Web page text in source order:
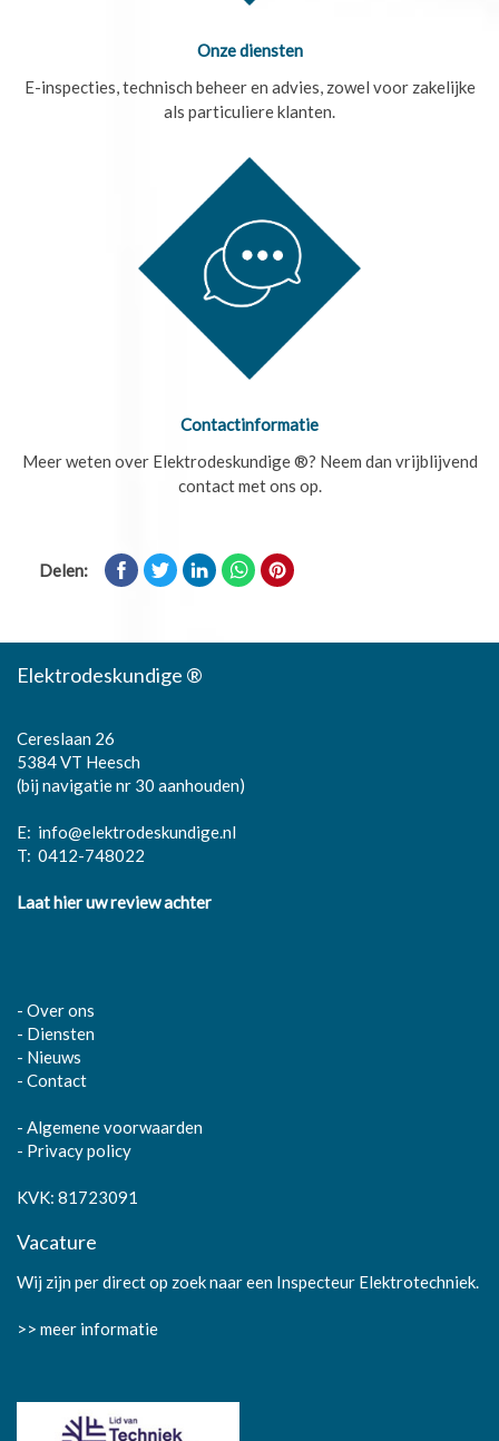
Onze diensten
E-inspecties, technisch beheer en advies, zowel voor zakelijke
als particuliere klanten.
Contactinformatie
Meer weten over Elektrodeskundige ®? Neem dan vrijblijvend
contact met ons op.
Delen:
Elektrodeskundige ®
Cereslaan 26
5384 VT Heesch
(bij navigatie nr 30 aanhouden)
E: info@elektrodeskundige.nl
T: 0412-748022
Laat hier uw review achter
- Over ons
- Diensten
- Nieuws
- Contact
- Algemene voorwaarden
- Privacy policy
KVK: 81723091
Vacature
Wij zijn per direct op zoek naar een Inspecteur Elektrotechniek.
>> meer informatie